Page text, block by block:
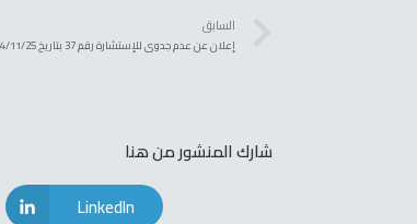
السابق
إعلان عن عدم جدوى للإستشارة رقم 37 بتاريخ 2024/11/25
شارك المنشور من هنا
LinkedIn